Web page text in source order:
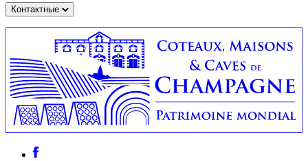
Контактные